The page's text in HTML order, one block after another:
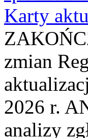
Karty
zmian
2026 r.
analizy